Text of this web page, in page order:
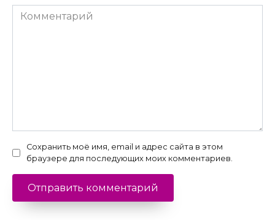
Комментарий
Сохранить моё имя, email и адрес сайта в этом
браузере для последующих моих комментариев.